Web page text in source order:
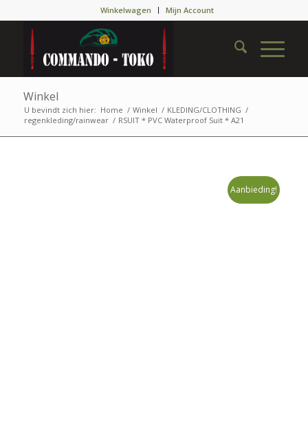
Winkelwagen Mijn Account
Winkel
U bevindt zich hier: Home / Winkel / KLEDING/CLOTHING /
regenkleding/rainwear / RSUIT * PVC Waterproof Suit * A21
Aanbieding!